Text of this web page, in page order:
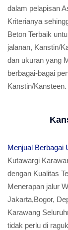
dalam pelapisan
Kriterianya
Beton Terbaik
jalanan, Kanstin/
dan ukuran yang
berbagai-bagai
Kanstin/Kansteen.
Menjual Berbagai
Kutawargi
dengan Kualitas
Menerapan jalur
Jakarta,Bogor,
Karawang
tidak perlu di